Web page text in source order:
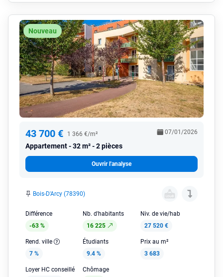
Nouveau
43 700 € 1 366 €/m²
Appartement 32 m² - 2 pièces
07/01/2026
Ouvrir l'analyse
Bois-D'Arcy (78390)
Différence
-63 %
Nb. d'habitants
16 225
Niv. de vie/hab
27 520 €
Rend. ville
7 %
Étudiants
9.4 %
Prix au m²
3 683
Loyer HC conseillé
Chômage